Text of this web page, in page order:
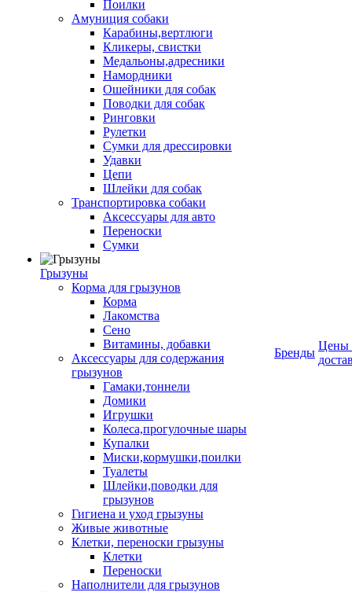
Поилки
Амуниция собаки
Карабины,вертлюги
Кликеры, свистки
Медальоны,адресники
Намордники
Ошейники для собак
Поводки для собак
Ринговки
Рулетки
Сумки для дрессировки
Удавки
Цепи
Шлейки для собак
Транспортировка собаки
Аксессуары для авто
Переноски
Сумки
Грызуны
Корма для грызунов
Корма
Лакомства
Сено
Витамины, добавки
Аксессуары для содержания
грызунов
Гамаки,тоннели
Домики
Игрушки
Колеса,прогулочные шары
Купалки
Миски,кормушки,поилки
Туалеты
Шлейки,поводки для
грызунов
Гигиена и уход грызуны
Живые животные
Клетки, переноски грызуны
Клетки
Переноски
Наполнители для грызунов
Бренды
Цены